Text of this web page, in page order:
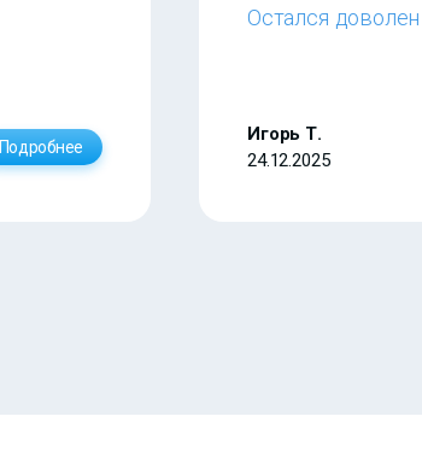
Подробнее
Остался
Игорь Т.
24.12.2025